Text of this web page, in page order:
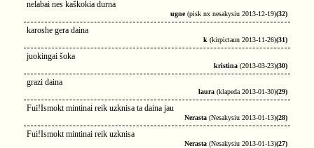
nelabai nes kaškokia durna
ugne(pisk nx nesakysiu 2013-12-19)(32)
karoshe gera daina
k (kirpictaun 2013-11-26)(31)
juokingai šoka
kristina (2013-03-23)(30)
grazi daina
laura (klapeda 2013-01-30)(29)
Fui!Ismokt mintinai reik uzknisa ta daina jau
Nerasta (Nesakysiu 2013-01-13)(28)
Fui!Ismokt mintinai reik uzknisa
Nerasta (Nesakysiu 2013-01-13)(27)